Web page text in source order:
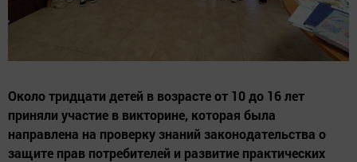
Около тридцати детей в возрасте от 10 до 16 лет
приняли участие в викторине, которая была
направлена на проверку знаний законодательства о
защите прав потребителей и развитие практических